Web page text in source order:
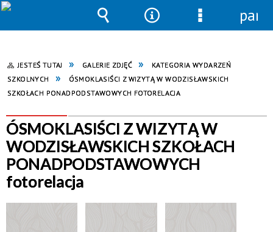
JESTEŚ TUTAJ GALERIE ZDJĘĆ
KATEGORIA WYDARZEŃ
SZKOLNYCH
ÓSMOKLASIŚCI Z WIZYTĄ W WODZISŁAWSKICH
SZKOŁACH PONADPODSTAWOWYCH FOTORELACJA
ÓSMOKLASIŚCI Z WIZYTĄ W
WODZISŁAWSKICH SZKOŁACH
PONADPODSTAWOWYCH
fotorelacja
Wyszukiwarka
NarzędziaMenu